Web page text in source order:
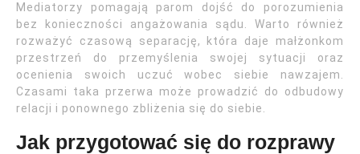
Mediatorzy pomagają parom dojść do porozumienia
bez konieczności angażowania sądu. Warto również
rozważyć czasową separację, która daje małżonkom
przestrzeń do przemyślenia swojej sytuacji oraz
ocenienia swoich uczuć wobec siebie nawzajem.
Czasami taka przerwa może prowadzić do odbudowy
relacji i ponownego zbliżenia się do siebie.
Jak przygotować się do rozprawy